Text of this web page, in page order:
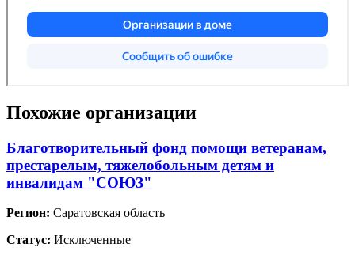
Похожие организации
Благотворительный фонд помощи ветеранам,
престарелым, тяжелобольным детям и
инвалидам "СОЮЗ"
Регион: Саратовская область
Статус: Исключенные